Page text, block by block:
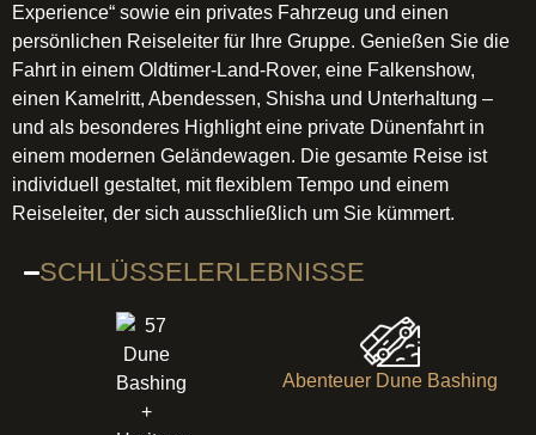
Experience“ sowie ein privates Fahrzeug und einen
persönlichen Reiseleiter für Ihre Gruppe. Genießen Sie die
Fahrt in einem Oldtimer-Land-Rover, eine Falkenshow,
einen Kamelritt, Abendessen, Shisha und Unterhaltung –
und als besonderes Highlight eine private Dünenfahrt in
einem modernen Geländewagen. Die gesamte Reise ist
individuell gestaltet, mit flexiblem Tempo und einem
Reiseleiter, der sich ausschließlich um Sie kümmert.
SCHLÜSSELERLEBNISSE
Abenteuer Dune Bashing